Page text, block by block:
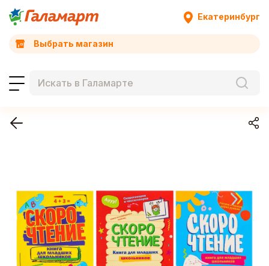
Екатеринбург
Выбрать магазин